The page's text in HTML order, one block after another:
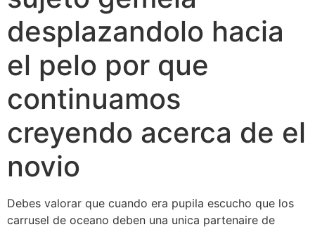
desplazandolo hacia
el pelo por que
continuamos
creyendo acerca de el
novio
Debes valorar que cuando era pupila escucho que los
carrusel de oceano deben una unica partenaire de